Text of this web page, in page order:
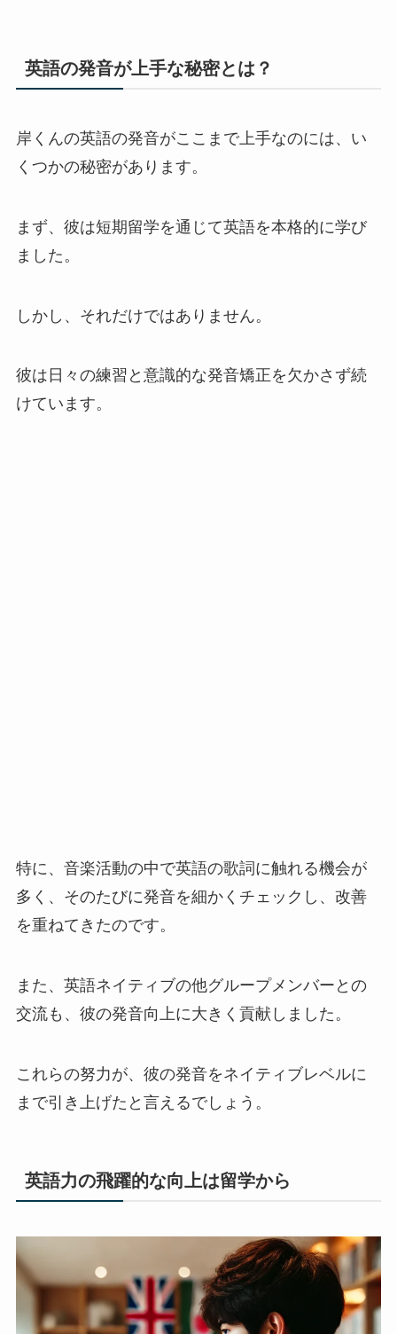
英語の発音が上手な秘密とは？
岸くんの英語の発音がここまで上手なのには、い
くつかの秘密があります。
まず、彼は短期留学を通じて英語を本格的に学び
ました。
しかし、それだけではありません。
彼は日々の練習と意識的な発音矯正を欠かさず続
けています。
特に、音楽活動の中で英語の歌詞に触れる機会が
多く、そのたびに発音を細かくチェックし、改善
を重ねてきたのです。
また、英語ネイティブの他グループメンバーとの
交流も、彼の発音向上に大きく貢献しました。
これらの努力が、彼の発音をネイティブレベルに
まで引き上げたと言えるでしょう。
英語力の飛躍的な向上は留学から